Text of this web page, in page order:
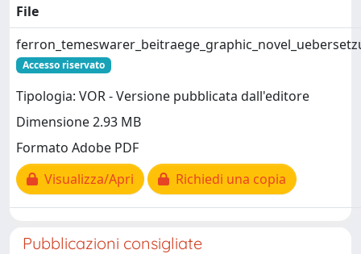
File
Accesso riservato
Tipologia: VOR - Versione pubblicata dall'editore
Dimensione 2.93 MB
Formato Adobe PDF
Visualizza/Apri
Richiedi una copia
Pubblicazioni consigliate